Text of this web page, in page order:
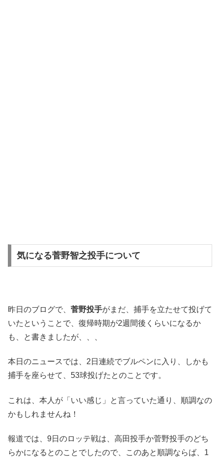
気になる菅野智之投手について
昨日のブログで、 菅野投手がまだ、捕手を立たせて投げて
いたということで、復帰時期が2週間後くらいになるか
も、と書きましたが、、、
本日のニュースでは、2日連続でブルペンに入り、しかも
捕手を座らせて、53球投げたとのことです。
これは、本人が「いい感じ」と言っていた通り、順調なの
かもしれませんね！
報道では、9日のロッテ戦は、高田投手か菅野投手のどち
らかになるとのことでしたので、このあと順調ならば、1